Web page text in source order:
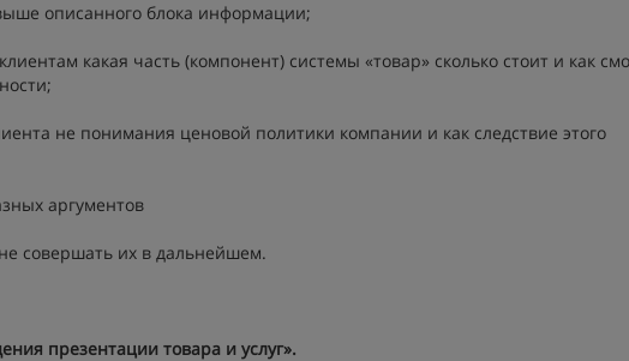
описанного блока информации;
какая часть (компонент) системы «товар» сколько стоит и как
не понимания ценовой политики компании и как следствие этого
аргументов
совершать их в дальнейшем.
презентации товара и услуг».